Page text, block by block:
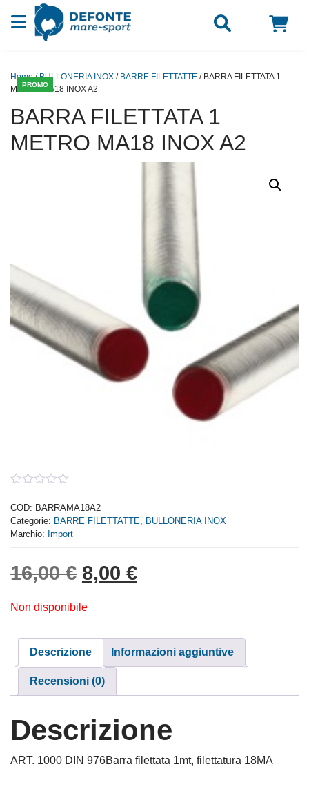
Vai al contenuto
PROMO
Home/BULLONERIA INOX / BARRE FILETTATTE / BARRA FILETTATA 1
METRO MA18 INOX A2
BARRA FILETTATA 1
METRO MA18 INOX A2
out
of
5
COD: BARRAMA18A2
Categorie: BARRE FILETTATTE, BULLONERIA INOX
Marchio: Import
16,00€ Il prezzo originale era:
8,00 €Il prezzo attuale
Non disponibile
Descrizione Informazioni aggiuntive
Recensioni (0)
Descrizione
ART. 1000 DIN 976Barra filettata 1mt, filettatura 18MA